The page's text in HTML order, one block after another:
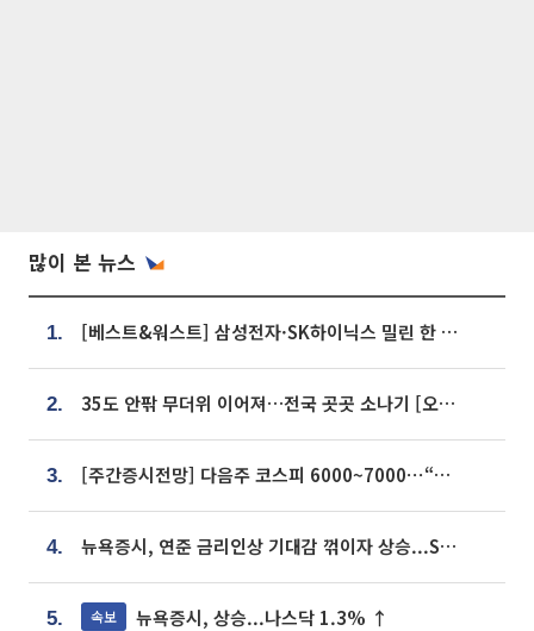
많이 본 뉴스
1. [베스트&워스트] 삼성전자·SK하이닉스 밀린 한 주…상상인증권은 85% 급등
2. 35도 안팎 무더위 이어져…전국 곳곳 소나기 [오늘 날씨]
3. [주간증시전망] 다음주 코스피 6000~7000⋯“外人 수급은 정책이 변수”
4. 뉴욕증시, 연준 금리인상 기대감 꺾이자 상승...S&P500 사상 최고치 [종합]
5. 속보 뉴욕증시, 상승...나스닥 1.3% ↑